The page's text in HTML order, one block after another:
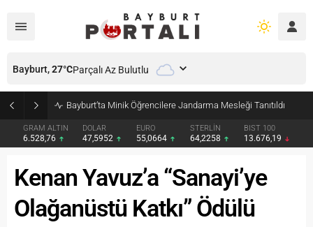
Bayburt’ta Minik Öğrencilere Jandarma Mesleği Tanıtıldı
GRAM ALTIN
6.528,76
DOLAR
47,5952
EURO
55,0664
STERLİN
64,2258
BIST 100
13.676,19
Bayburt,27°CParçalı Az Bulutlu
Kenan Yavuz’a “Sanayi’ye
Olağanüstü Katkı” Ödülü